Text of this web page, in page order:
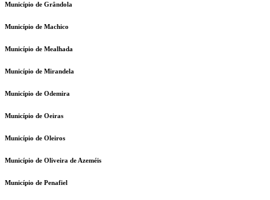
Município de Grândola
Município de Machico
Município de Mealhada
Município de Mirandela
Município de Odemira
Município de Oeiras
Município de Oleiros
Município de Oliveira de Azeméis
Município de Penafiel